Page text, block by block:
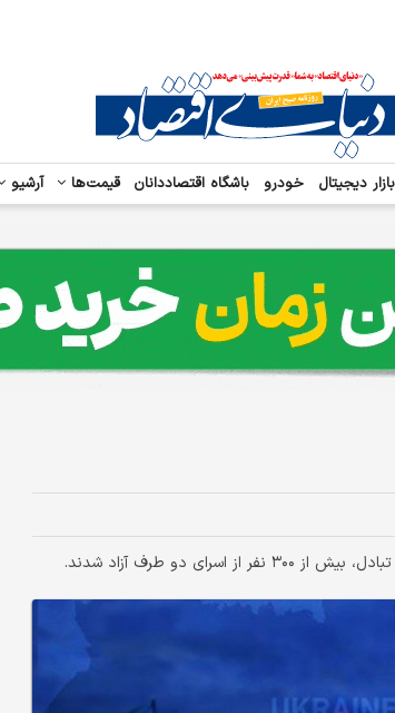
بازار دیجیتال خودرو باشگاه اقتصاددانان قیمت‌ها آرشیو
دو طرف آزاد شدند.